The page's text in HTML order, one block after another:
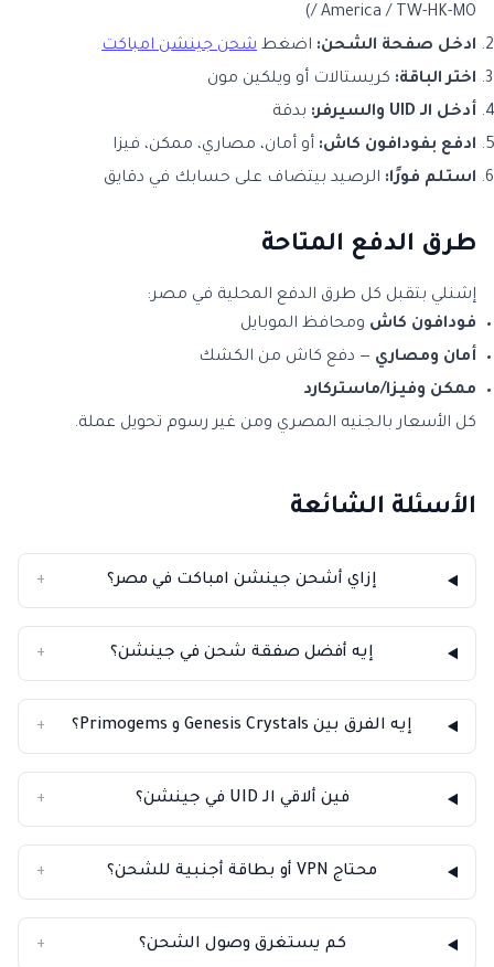
/ America / TW-HK-MO)
ادخل صفحة الشحن: اضغط شحن جينشن امباكت
اختر الباقة: كريستالات أو ويلكين مون
أدخل الـ UID والسيرفر:
بدقة
ادفع بفودافون كاش: أو أمان، مصاري، ممكن، فيزا
استلم فورًا: الرصيد بيتضاف على حسابك في دقايق
طرق الدفع المتاحة
إشنلي بتقبل كل طرق الدفع المحلية في مصر:
فودافون كاش ومحافظ الموبايل
أمان ومصاري — دفع كاش من الكشك
ممكن وفيزا/ماستركارد
كل الأسعار بالجنيه المصري ومن غير رسوم تحويل عملة.
الأسئلة الشائعة
إزاي أشحن جينشن امباكت في مصر؟ +
إيه أفضل صفقة شحن في جينشن؟ +
إيه الفرق بين Genesis Crystals و Primogems؟ +
فين ألاقي الـ UID في جينشن؟ +
محتاج VPN أو بطاقة أجنبية للشحن؟ +
كم يستغرق وصول الشحن؟ +